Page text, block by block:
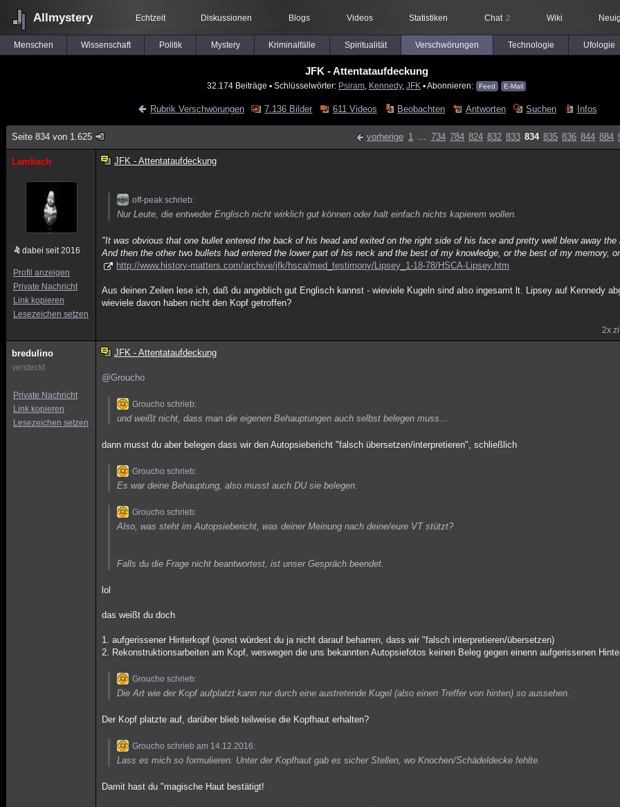
Allmystery Echtzeit Diskussionen Blogs Videos Statistiken Chat 2 Wiki
Menschen Wissenschaft Politik Mystery Kriminalfälle Spiritualität Verschwörungen Technologie Ufologie
JFK - Attentataufdeckung
32.174 Beiträge ▪ Schlüsselwörter: Psiram Kennedy, JFK ▪ Abonnieren: Feed E-Mail
Rubrik Verschwörungen 7.136 Bilder 611 Videos Beobachten Antworten Suchen Infos
Seite 834 von 1.625 vorherige 1 ... 734 784 824 832 833 834 835 836 844 884
Lambach
dabei seit 2016
Profil anzeigen
Private Nachricht
Link kopieren
Lesezeichen setzen
JFK - Attentataufdeckung
off-peak schrieb:
Nur Leute, die entweder Englisch nicht wirklich gut können oder halt einfach nichts kapierem wollen.
"It was obvious that one bullet entered the back of his head and exited on the right side of his face and pretty well blew away the
And then the other two bullets had entered the lower part of his neck and the best of my knowledge, or the best of my memory,
http://www.history-matters.com/archive/jfk/hsca/med_testimony/Lipsey_1-18-78/HSCA-Lipsey.htm
Aus deinen Zeilen lese ich, daß du angeblich gut Englisch kannst - wieviele Kugeln sind also ingesamt lt. Lipsey auf Kennedy
wieviele davon haben nicht den Kopf getroffen?
2x
bredulino
versteckt
Private Nachricht
Link kopieren
Lesezeichen setzen
JFK - Attentataufdeckung
@Groucho
Groucho schrieb:
und weißt nicht, dass man die eigenen Behauptungen auch selbst belegen muss...
dann musst du aber belegen dass wir den Autopsiebericht "falsch übersetzen/interpretieren", schließlich
Groucho schrieb:
Es war deine Behauptung, also musst auch DU sie belegen.
Groucho schrieb:
Also, was steht im Autopsiebericht, was deiner Meinung nach deine/eure VT stützt?
Falls du die Frage nicht beantwortest, ist unser Gespräch beendet.
lol
das weißt du doch
1. aufgerissener Hinterkopf (sonst würdest du ja nicht darauf beharren, dass wir "falsch interpretieren/übersetzen)
2. Rekonstruktionsarbeiten am Kopf, weswegen die uns bekannten Autopsiefotos keinen Beleg gegen einenn aufgerissenen
Groucho schrieb:
Die Art wie der Kopf aufplatzt kann nur durch eine austretende Kugel (also einen Treffer von hinten) so aussehen.
Der Kopf platzte auf, darüber blieb teilweise die Kopfhaut erhalten?
Groucho schrieb am 14.12.2016:
Lass es mich so formulieren: Unter der Kopfhaut gab es sicher Stellen, wo Knochen/Schädeldecke fehlte.
Damit hast du "magische Haut bestätigt!